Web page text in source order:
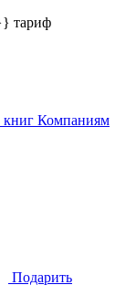
тариф
книг Компаниям
Подарить